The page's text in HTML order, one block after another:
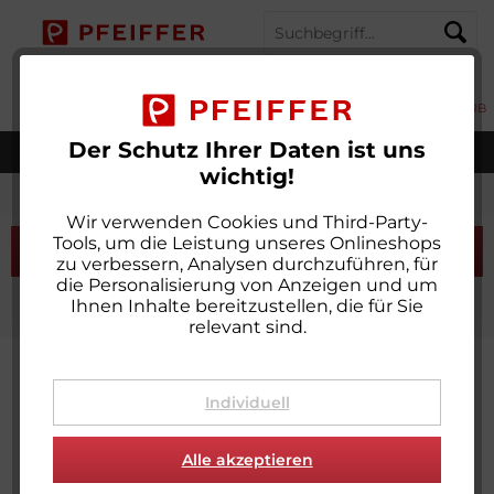
Weltweiter Versand
WARENKORB
MERKZETTEL MEIN KONTO
Der Schutz Ihrer Daten ist uns
wichtig!
Wir verwenden Cookies und Third-Party-
Tools, um die Leistung unseres Onlineshops
zu verbessern, Analysen durchzuführen, für
die Personalisierung von Anzeigen und um
Ihnen Inhalte bereitzustellen, die für Sie
relevant sind.
Individuell
Alle akzeptieren
Filtern